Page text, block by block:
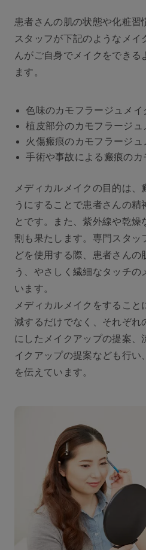
患者さんの肌の状態や化粧習
スタッフが下記のようなメイ
んがご自身でメイクをできる
ます。
⾊味のカモフラージュメイ
植⽪部分のカモフラージュ
⽕傷瘢痕のカモフラージュ
⼿術や事故による瘢痕のカ
メディカルメイクの⽬的は、
うにすることで患者さんの精
とです。また、紫外線や乾燥
割も果たします。専門スタッ
どを使用する際、患者さんの
う、やさしく繊細なタッチの
います。
メディカルメイクをすること
減するだけでなく、それぞれ
にしたメイクアップの提案、
イクアップの提案なども行い
を伝えています。